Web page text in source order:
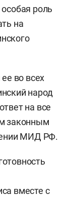
роль
на
во всех
народ
на все
законным
МИД РФ.
вместе с